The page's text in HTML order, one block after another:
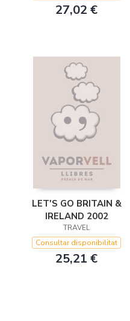
27,02 €
LET'S GO BRITAIN &
IRELAND 2002
TRAVEL
Consultar disponibilitat
25,21 €